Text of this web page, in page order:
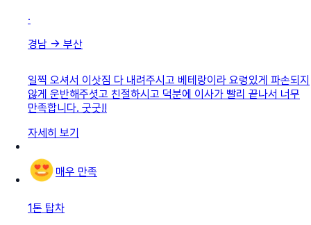
·
경남 → 부산
일찍 오셔서 이삿짐 다 내려주시고 베테랑이라 요령있게 파손되지
않게 운반해주셧고 친절하시고 덕분에 이사가 빨리 끝나서 너무
만족합니다. 굿굿!!
자세히 보기
매우 만족
1톤 탑차